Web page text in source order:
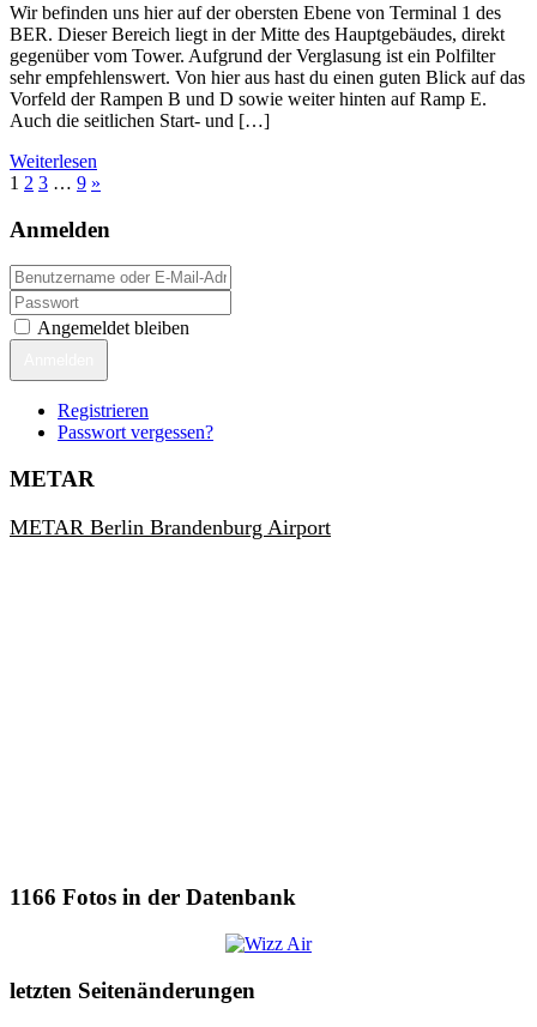
Wir befinden uns hier auf der obersten Ebene von Terminal 1 des
BER. Dieser Bereich liegt in der Mitte des Hauptgebäudes, direkt
gegenüber vom Tower. Aufgrund der Verglasung ist ein Polfilter
sehr empfehlenswert. Von hier aus hast du einen guten Blick auf das
Vorfeld der Rampen B und D sowie weiter hinten auf Ramp E.
Auch die seitlichen Start- und […]
Weiterlesen
1 2 3 … 9 »
Anmelden
Angemeldet bleiben
Registrieren
Passwort vergessen?
METAR
METAR Berlin Brandenburg Airport
1166 Fotos in der Datenbank
letzten Seitenänderungen